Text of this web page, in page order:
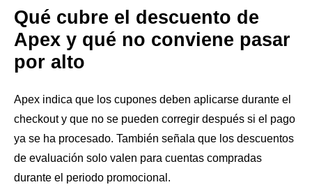
Qué cubre el descuento de
Apex y qué no conviene pasar
por alto
Apex indica que los cupones deben aplicarse durante el
checkout y que no se pueden corregir después si el pago
ya se ha procesado. También señala que los descuentos
de evaluación solo valen para cuentas compradas
durante el periodo promocional.